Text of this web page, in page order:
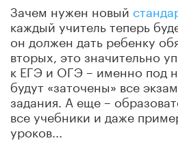
Зачем нужен новый
каждый учитель теперь
он должен дать ребенку
вторых, это значительно
к ЕГЭ и ОГЭ – именно под
будут «заточены» все
задания. А еще –
все учебники и даже
уроков...